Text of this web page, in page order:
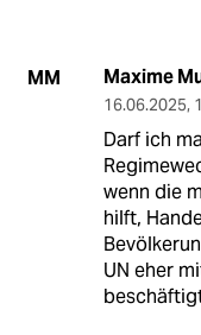
MM Maxime
16.06.2025,
Darf ich
wenn die
hilft,
UN eher